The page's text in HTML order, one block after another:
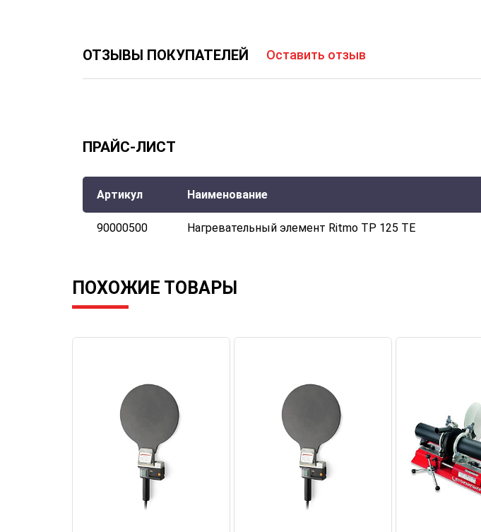
ОТЗЫВЫ ПОКУПАТЕЛЕЙ Оставить отзыв
ПРАЙС-ЛИСТ
Артикул Наименование
90000500 Нагревательный элемент Ritmo ТР 125 TE
ПОХОЖИЕ ТОВАРЫ